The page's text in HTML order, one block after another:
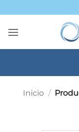
al
contenido
Inicio /